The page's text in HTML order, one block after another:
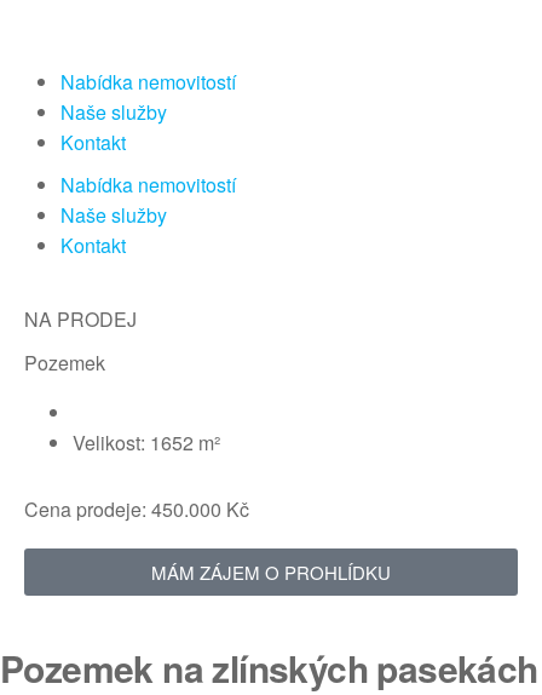
Nabídka nemovitostí
Naše služby
Kontakt
Nabídka nemovitostí
Naše služby
Kontakt
NA PRODEJ
Pozemek
Velikost: 1652 m²
Cena prodeje: 450.000 Kč
MÁM ZÁJEM O PROHLÍDKU
Pozemek na zlínských pasekách